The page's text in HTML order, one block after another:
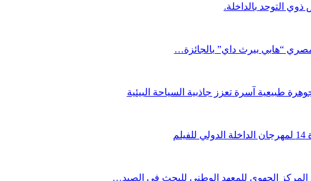
التوحد بالداخلة.
“هابي بيرث داي” بالجائزة…
طبيعية آسرة تعزز جاذبية السياحة البيئية
المركز الجهوي للمعهد الوطني للبحث في الصيد…